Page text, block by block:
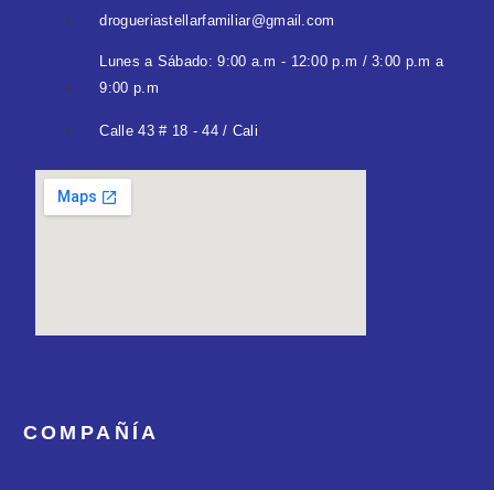
drogueriastellarfamiliar@gmail.com
Lunes a Sábado: 9:00 a.m - 12:00 p.m / 3:00 p.m a
9:00 p.m
Calle 43 # 18 - 44 / Cali
COMPAÑÍA